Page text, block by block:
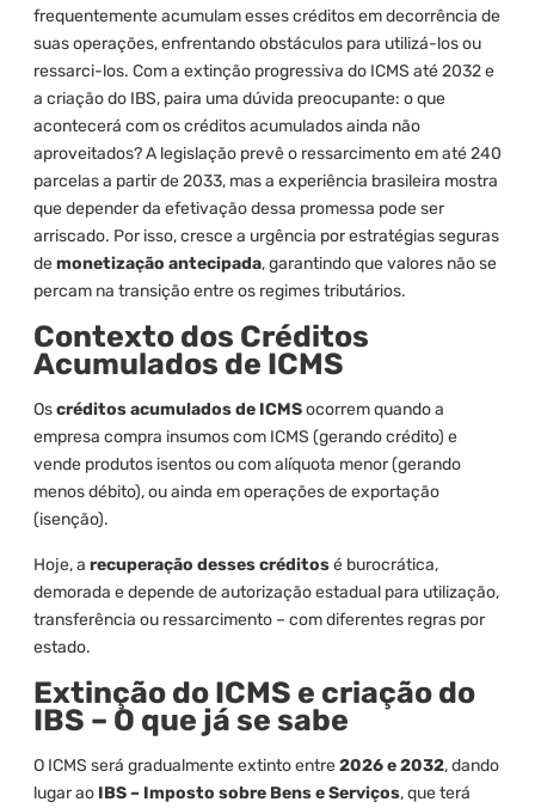
frequentemente acumulam esses créditos em decorrência de
suas operações, enfrentando obstáculos para utilizá-los ou
ressarci-los. Com a extinção progressiva do ICMS até 2032 e
a criação do IBS, paira uma dúvida preocupante: o que
acontecerá com os créditos acumulados ainda não
aproveitados? A legislação prevê o ressarcimento em até 240
parcelas a partir de 2033, mas a experiência brasileira mostra
que depender da efetivação dessa promessa pode ser
arriscado. Por isso, cresce a urgência por estratégias seguras
demonetização antecipada, garantindo que valores não se
percam na transição entre os regimes tributários.
Contexto dos Créditos
Acumulados de ICMS
Oscréditos acumulados de ICMSocorrem quando a
empresa compra insumos com ICMS (gerando crédito) e
vende produtos isentos ou com alíquota menor (gerando
menos débito), ou ainda em operações de exportação
(isenção).
Hoje, a recuperação desses créditosé burocrática,
demorada e depende de autorização estadual para utilização,
transferência ou ressarcimento – com diferentes regras por
estado.
Extinção do ICMS e criação do
IBS – O que já se sabe
O ICMS será gradualmente extinto entre2026 e 2032, dando
lugar ao IBS – Imposto sobre Bens e Serviços, que terá